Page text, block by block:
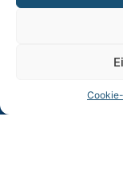
Wer trägt die